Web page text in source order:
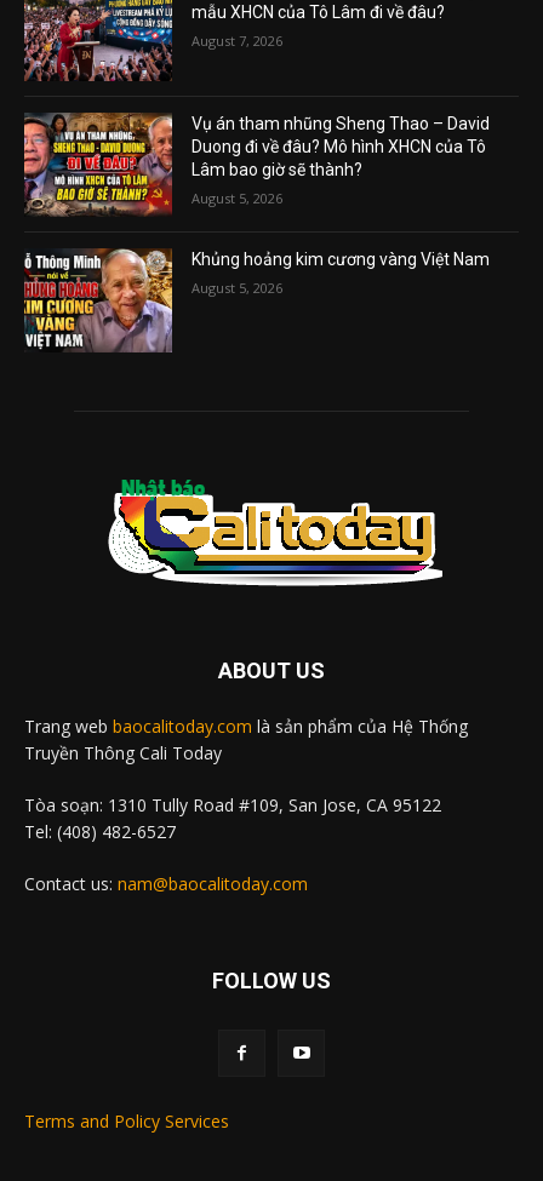
mẫu XHCN của Tô Lâm đi về đâu?
August 7, 2026
Vụ án tham nhũng Sheng Thao – David
Duong đi về đâu? Mô hình XHCN của Tô
Lâm bao giờ sẽ thành?
August 5, 2026
Khủng hoảng kim cương vàng Việt Nam
August 5, 2026
ABOUT US
Trang web baocalitoday.com là sản phẩm của Hệ Thống
Truyền Thông Cali Today
Tòa soạn: 1310 Tully Road #109, San Jose, CA 95122
Tel: (408) 482-6527
Contact us: nam@baocalitoday.com
FOLLOW US
Terms and Policy Services